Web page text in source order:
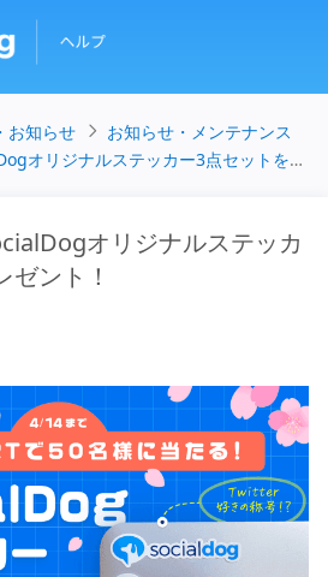
お知らせ
お知らせ・メンテナンス
ジナルステッカー3点セットをプレゼント！
オリジナルステッカ
ント！